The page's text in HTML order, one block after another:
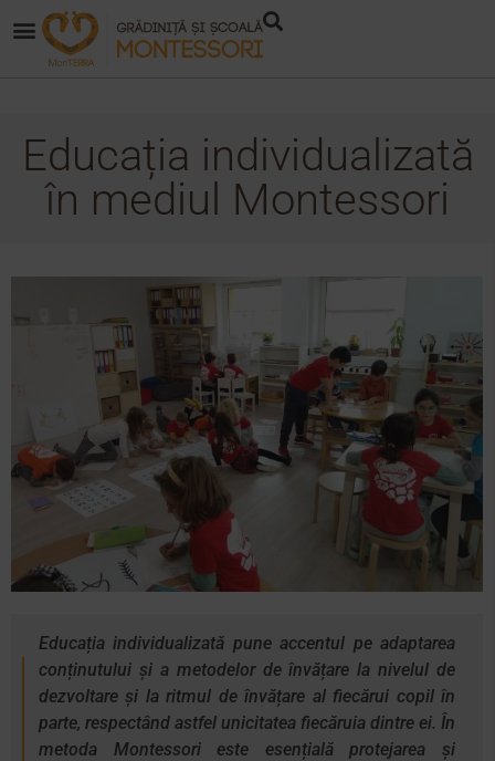
Educația individualizată
în mediul Montessori
Educația individualizată pune accentul pe adaptarea
conținutului și a metodelor de învățare la nivelul de
dezvoltare și la ritmul de învățare al fiecărui copil în
parte, respectând astfel unicitatea fiecăruia dintre ei. În
metoda Montessori este esențială protejarea și